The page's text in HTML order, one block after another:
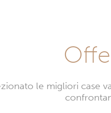
le migliori case